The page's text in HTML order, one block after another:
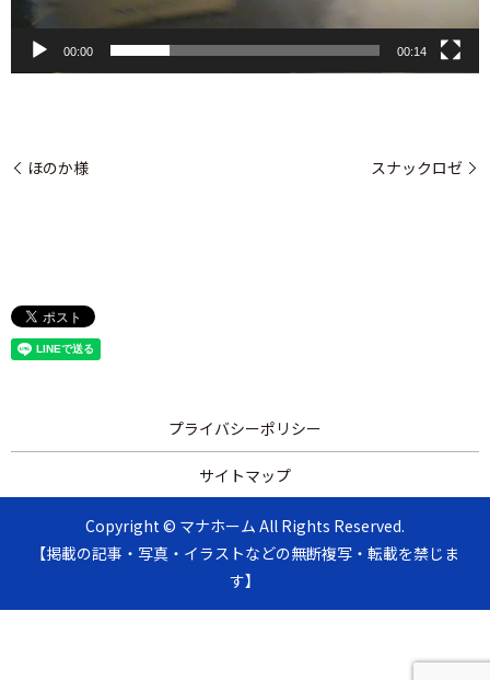
00:00 00:14
ほのか様 スナックロゼ
プライバシーポリシー
サイトマップ
Copyright © マナホーム All Rights Reserved.
【掲載の記事・写真・イラストなどの無断複写・転載を禁じま
す】